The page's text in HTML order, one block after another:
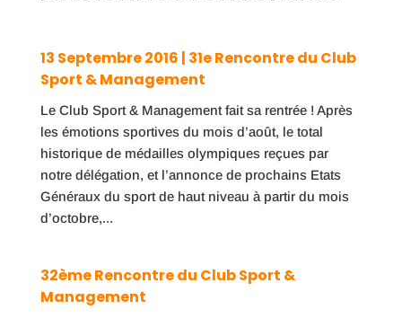
13 Septembre 2016 | 31e Rencontre du Club
Sport & Management
Le Club Sport & Management fait sa rentrée ! Après
les émotions sportives du mois d’août, le total
historique de médailles olympiques reçues par
notre délégation, et l’annonce de prochains Etats
Généraux du sport de haut niveau à partir du mois
d’octobre,...
32ème Rencontre du Club Sport &
Management